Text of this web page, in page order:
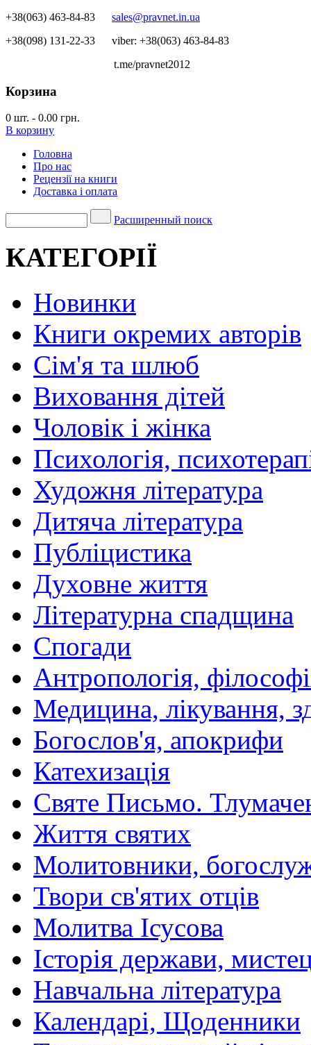
+38(063) 463-84-83 sales@pravnet.in.ua
+38(098) 131-22-33 viber: +38(063) 463-84-83
t.me/pravnet2012
Корзина
0 шт. - 0.00 грн.
В корзину
Головна
Про нас
Рецензії на книги
Доставка і оплата
Расширенный поиск
КАТЕГОРІЇ
Новинки
Книги окремих авторів
Сім'я та шлюб
Виховання дітей
Чоловік і жінка
Психологія,
Художня література
Дитяча література
Публіцистика
Духовне життя
Літературна спадщина
Спогади
Антропологія,
Медицина, лікування,
Богослов'я, апокрифи
Катехизація
Святе Письмо.
Життя святих
Молитовники,
Твори св'ятих отців
Молитва Ісусова
Історія держави,
Навчальна література
Календарі, Щоденники